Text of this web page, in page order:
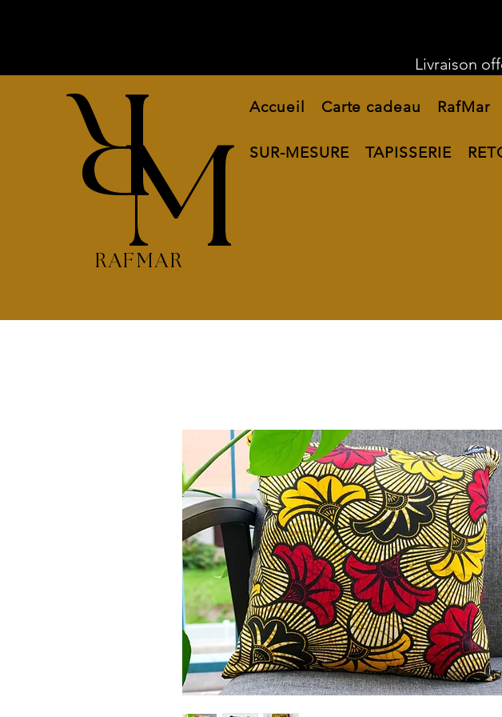
RM
RAFMAR
Accueil Carte cadeau RafMar
SUR-MESURE TAPISSERIE
Livraison